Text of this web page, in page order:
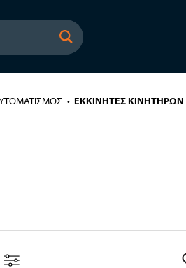
ΕΚΚΙΝΗΤΕΣ ΚΙΝΗΤΗΡΩΝ